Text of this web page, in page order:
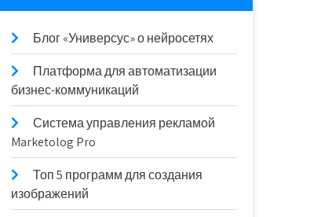
Блог «Универсус» о нейросетях
Платформа для автоматизации
бизнес-коммуникаций
Система управления рекламой
Marketolog Pro
Топ 5 программ для создания
изображений